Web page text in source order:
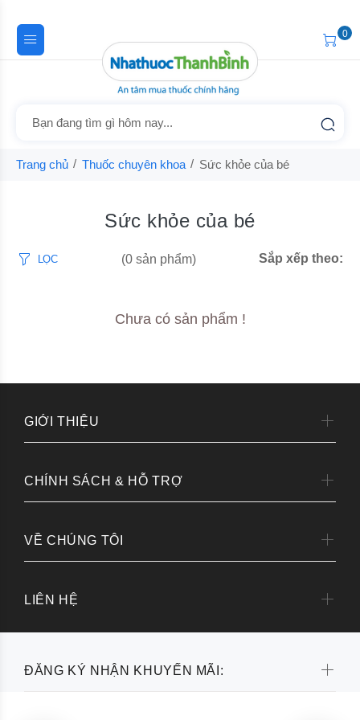
0
Trang chủ Thuốc chuyên khoa Sức khỏe của bé
Sức khỏe của bé
LỌC (0 sản phẩm) Sắp xếp theo:
Chưa có sản phẩm !
ĐĂNG KÝ NHẬN KHUYẾN MÃI:
GIỚI THIỆU
CHÍNH SÁCH & HỖ TRỢ
VỀ CHÚNG TÔI
LIÊN HỆ